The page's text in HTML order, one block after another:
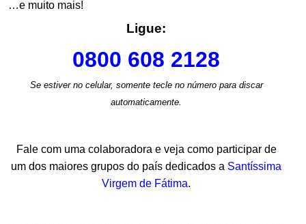
…e muito mais!
Ligue:
0800 608 2128
Se estiver no celular, somente tecle no número para discar
automaticamente.
Fale com uma colaboradora e veja como participar de
um dos maiores grupos do país dedicados a Santíssima
Virgem de Fátima.